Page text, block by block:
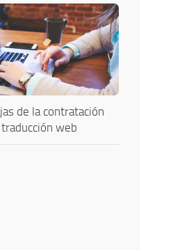
de la contratación
web